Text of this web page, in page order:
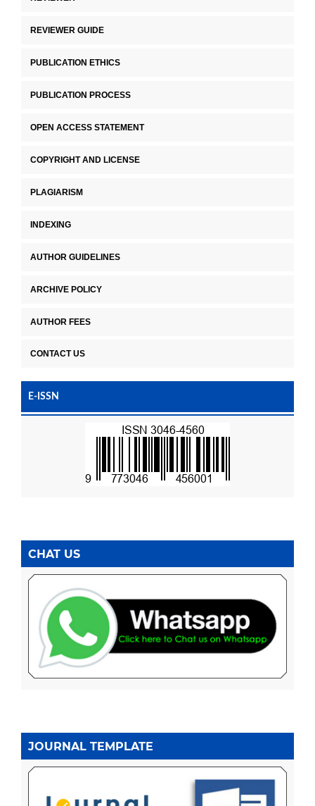
REVIEWER GUIDE
PUBLICATION ETHICS
PUBLICATION PROCESS
OPEN ACCESS STATEMENT
COPYRIGHT AND LICENSE
PLAGIARISM
INDEXING
AUTHOR GUIDELINES
ARCHIVE POLICY
AUTHOR FEES
CONTACT US
E-ISSN
CHAT US
JOURNAL TEMPLATE